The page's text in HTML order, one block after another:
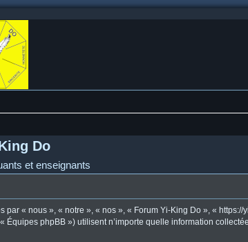
Do
et enseignants
« nous », « notre », « nos », « Forum Yi-King Do », « https://
phpBB ») utilisent n’importe quelle information